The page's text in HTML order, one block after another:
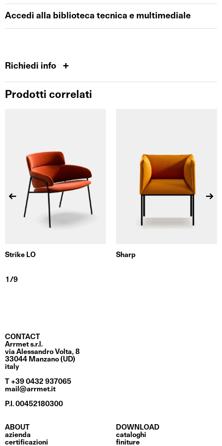
Accedi alla biblioteca tecnica e multimediale
Richiedi info
Prodotti correlati
Strike LO Sharp
CONTACT
Arrmet s.r.l.
via Alessandro Volta, 8
33044 Manzano (UD)
italy
T +39 0432 937065
mail@arrmet.it
P.I. 00452180300
ABOUT
azienda
certificazioni
DOWNLOAD
cataloghi
finiture